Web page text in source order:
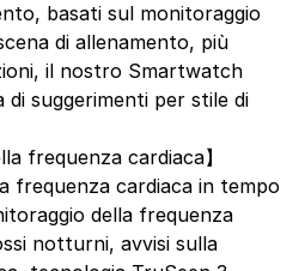
basati sul monitoraggio
di allenamento, più
il nostro Smartwatch
di suggerimenti per stile di
frequenza cardiaca】
frequenza cardiaca in tempo
della frequenza
notturni, avvisi sulla